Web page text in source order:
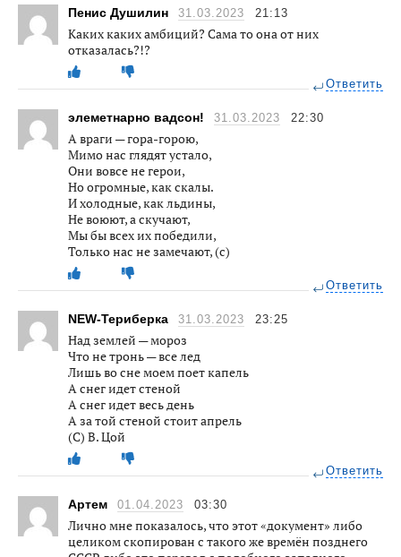
Пенис Душилин 31.03.2023 21:13
Каких каких амбиций? Сама то она от них
отказалась?!?
Ответить
элеметнарно вадсон! 31.03.2023 22:30
А враги — гора-горою,
Мимо нас глядят устало,
Они вовсе не герои,
Но огромные, как скалы.
И холодные, как льдины,
Не воюют, а скучают,
Мы бы всех их победили,
Только нас не замечают, (с)
Ответить
NEW-Териберка 31.03.2023 23:25
Над землей — мороз
Что не тронь — все лед
Лишь во сне моем поет капель
А снег идет стеной
А снег идет весь день
А за той стеной стоит апрель
(С) В. Цой
Ответить
Артем 01.04.2023 03:30
Лично мне показалось, что этот «документ» либо
целиком скопирован с такого же времён позднего